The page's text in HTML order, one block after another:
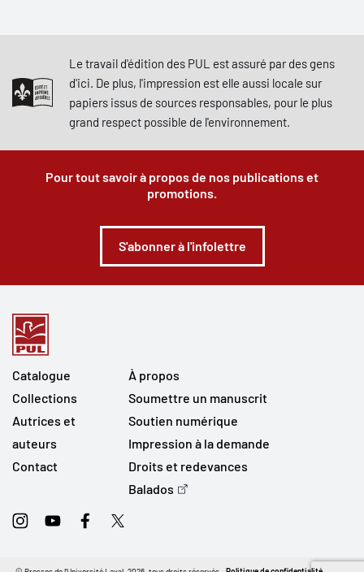
Le travail d'édition des PUL est assuré par des gens
d'ici. De plus, l'impression est elle aussi locale sur
papiers issus de sources responsables, pour le plus
grand respect possible de l'environnement.
Pour tout savoir à propos de nos publications et
promotions.
S'abonner à l'infolettre
Catalogue
Collections
Autrices et
auteurs
Contact
À propos
Soumettre un manuscrit
Soutien numérique
Impression à la demande
Droits et redevances
Balados
InstagramYoutubeFacebookTwitter